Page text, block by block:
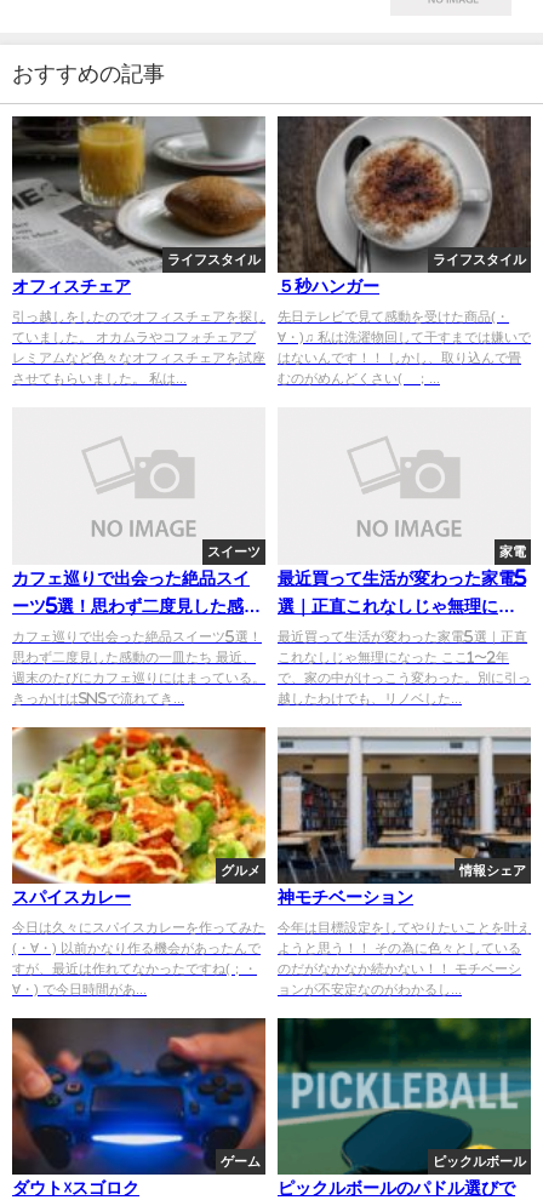
おすすめの記事
ライフスタイル
オフィスチェア
引っ越しをしたのでオフィスチェアを探し
ていました。 オカムラやコフォチェアプ
レミアムなど色々なオフィスチェアを試座
させてもらいました。 私は...
ライフスタイル
５秒ハンガー
先日テレビで見て感動を受けた商品(・
∀・)♫ 私は洗濯物回して干すまでは嫌いで
はないんです！！ しかし、取り込んで畳
むのがめんどくさい(´；...
スイーツ
カフェ巡りで出会った絶品スイ
ーツ5選！思わず二度見した感動
の一皿たち
カフェ巡りで出会った絶品スイーツ5選！
思わず二度見した感動の一皿たち 最近、
週末のたびにカフェ巡りにはまっている。
きっかけはSNSで流れてき...
家電
最近買って生活が変わった家電5
選｜正直これなしじゃ無理にな
った
最近買って生活が変わった家電5選｜正直
これなしじゃ無理になった ここ1〜2年
で、家の中がけっこう変わった。別に引っ
越したわけでも、リノベした...
グルメ
スパイスカレー
今日は久々にスパイスカレーを作ってみた
(・∀・) 以前かなり作る機会があったんで
すが、最近は作れてなかったですね(；・
∀・) で今日時間があ...
情報シェア
神モチベーション
今年は目標設定をしてやりたいことを叶え
ようと思う！！ その為に色々としている
のだがなかなか続かない！！ モチベーシ
ョンが不安定なのがわかるし...
ゲーム
ダウト☓スゴロク
ピックルボール
ピックルボールのパドル選びで